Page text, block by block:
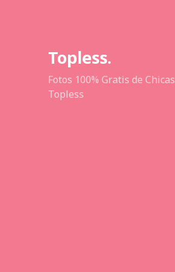
Topless.
Fotos 100% Gratis de Chicas
Topless